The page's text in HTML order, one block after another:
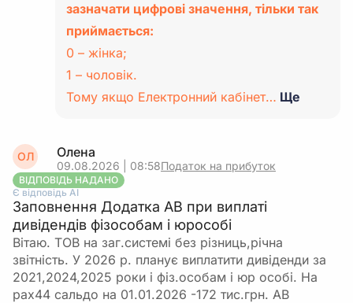
зазначати цифрові значення, тільки так
приймається:
0 – жінка;
1 – чоловік.
Тому якщо Електронний кабінет… Ще
ОЛ Олена
09.08.2026 | 08:58Податок на прибуток
ВІДПОВІДЬ НАДАНО
Є відповідь АІ
Заповнення Додатка АВ при виплаті
дивідендів фізособам і юрособі
Вітаю. ТОВ на заг.системі без різниць,річна
звітність. У 2026 р. планує виплатити дивіденди за
2021,2024,2025 роки і фіз.особам і юр особі. На
рах44 сальдо на 01.01.2026 -172 тис.грн. АВ